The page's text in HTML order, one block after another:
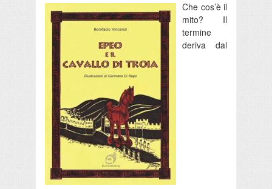
Che cos’è il
mito? Il
termine
deriva dal